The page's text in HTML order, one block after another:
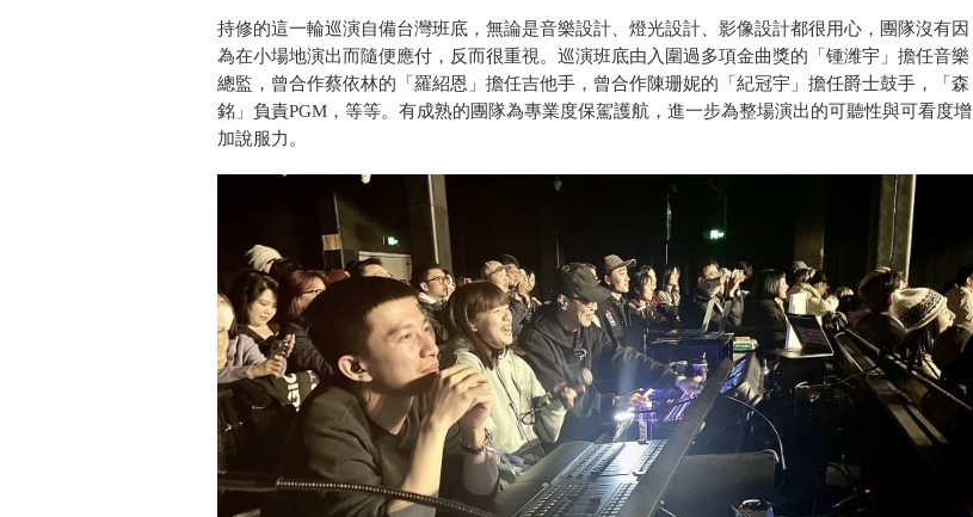
持修的這一輪巡演自備台灣班底，無論是音樂設計、燈光設計、影像設計都很用心，團隊沒有因
為在小場地演出而隨便應付，反而很重視。巡演班底由入圍過多項金曲獎的「锺潍宇」擔任音樂
總監，曾合作蔡依林的「羅紹恩」擔任吉他手，曾合作陳珊妮的「紀冠宇」擔任爵士鼓手，「森
銘」負責PGM，等等。有成熟的團隊為專業度保駕護航，進一步為整場演出的可聽性與可看度增
加說服力。